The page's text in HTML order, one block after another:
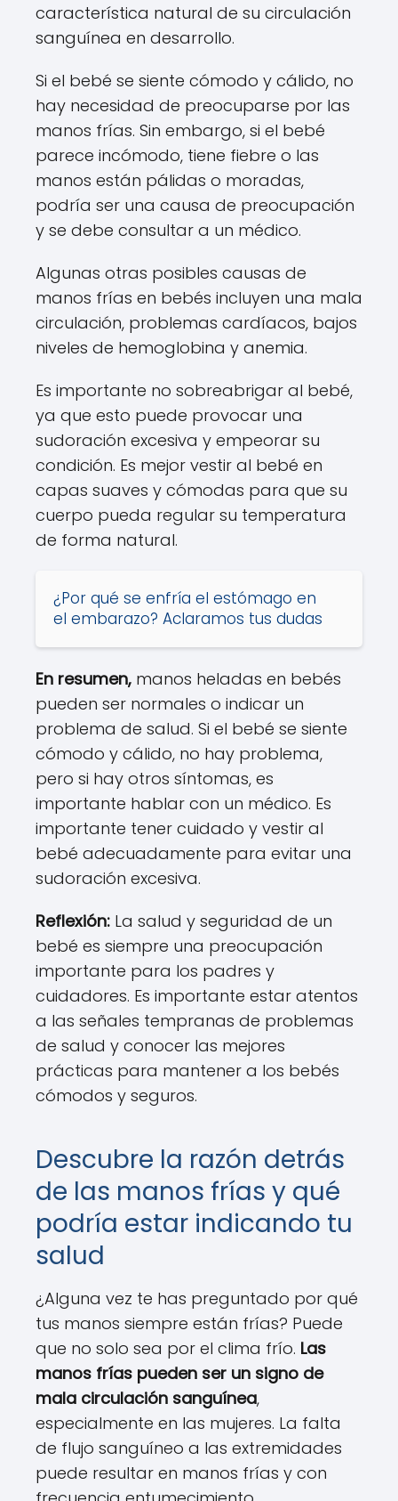
característica natural de su circulación
sanguínea en desarrollo.
Si el bebé se siente cómodo y cálido, no
hay necesidad de preocuparse por las
manos frías. Sin embargo, si el bebé
parece incómodo, tiene fiebre o las
manos están pálidas o moradas,
podría ser una causa de preocupación
y se debe consultar a un médico.
Algunas otras posibles causas de
manos frías en bebés incluyen una mala
circulación, problemas cardíacos, bajos
niveles de hemoglobina y anemia.
Es importante no sobreabrigar al bebé,
ya que esto puede provocar una
sudoración excesiva y empeorar su
condición. Es mejor vestir al bebé en
capas suaves y cómodas para que su
cuerpo pueda regular su temperatura
de forma natural.
¿Por qué se enfría el estómago en
el embarazo? Aclaramos tus dudas
En resumen, manos heladas en bebés
pueden ser normales o indicar un
problema de salud. Si el bebé se siente
cómodo y cálido, no hay problema,
pero si hay otros síntomas, es
importante hablar con un médico. Es
importante tener cuidado y vestir al
bebé adecuadamente para evitar una
sudoración excesiva.
Reflexión: La salud y seguridad de un
bebé es siempre una preocupación
importante para los padres y
cuidadores. Es importante estar atentos
a las señales tempranas de problemas
de salud y conocer las mejores
prácticas para mantener a los bebés
cómodos y seguros.
Descubre la razón detrás
de las manos frías y qué
podría estar indicando tu
salud
¿Alguna vez te has preguntado por qué
tus manos siempre están frías? Puede
que no solo sea por el clima frío. Las
manos frías pueden ser un signo de
mala circulación sanguínea,
especialmente en las mujeres. La falta
de flujo sanguíneo a las extremidades
puede resultar en manos frías y con